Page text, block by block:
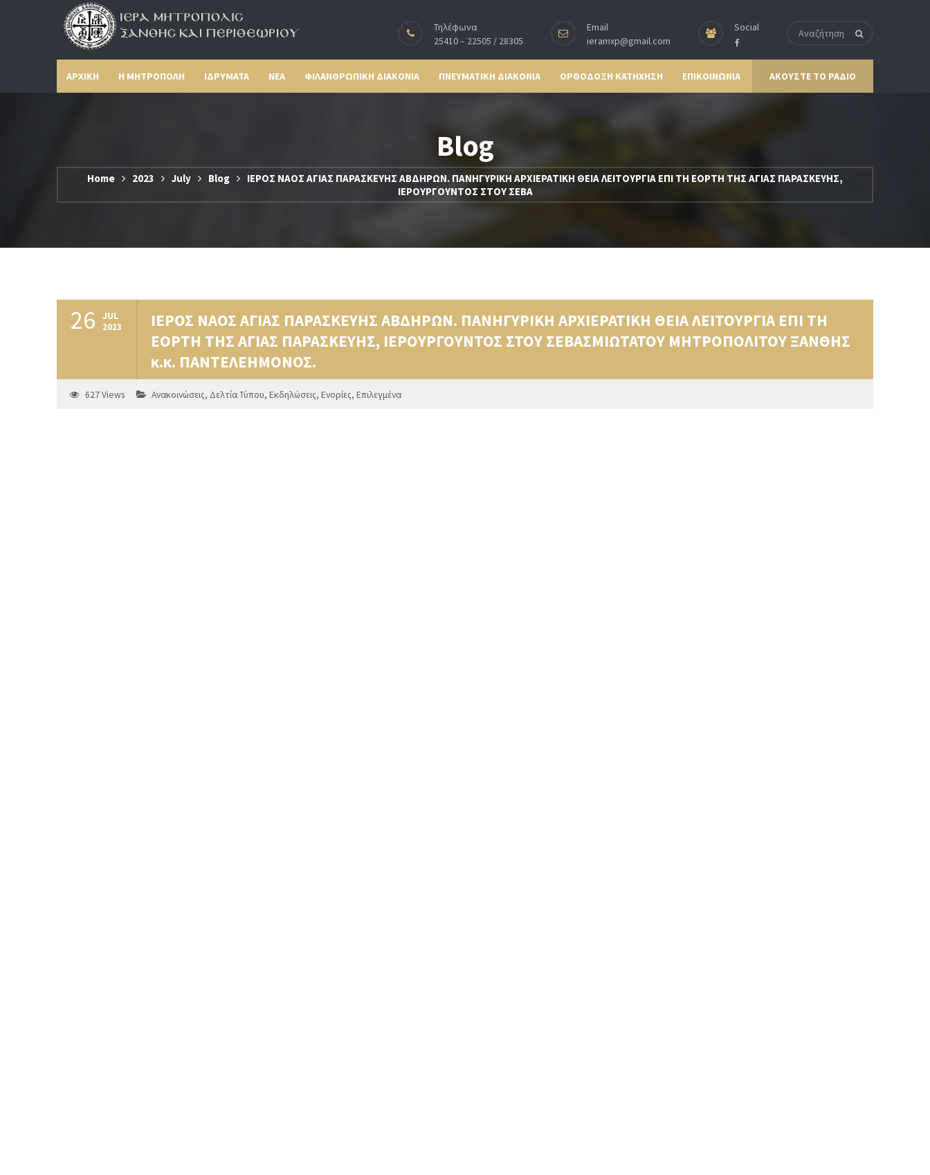
Τηλέφωνα
25410 – 22505 / 28305
Email
ieramxp@gmail.com
Social
ΑΡΧΙΚΗ Η ΜΗΤΡΟΠΟΛΗ ΙΔΡΥΜΑΤΑ ΝΕΑ ΦΙΛΑΝΘΡΩΠΙΚΗ ΔΙΑΚΟΝΙΑ ΠΝΕΥΜΑΤΙΚΗ ΔΙΑΚΟΝΙΑ ΟΡΘΟΔΟΞΗ ΚΑΤΗΧΗΣΗ ΕΠΙΚΟΙΝΩΝΙΑ ΑΚΟΥΣΤΕ ΤΟ ΡΑΔΙΟ
Blog
Home 2023 July Blog
ΙΕΡΟΣ ΝΑΟΣ ΑΓΙΑΣ ΠΑΡΑΣΚΕΥΗΣ ΑΒΔΗΡΩΝ. ΠΑΝΗΓΥΡΙΚΗ ΑΡΧΙΕΡΑΤΙΚΗ ΘΕΙΑ ΛΕΙΤΟΥΡΓΙΑ ΕΠΙ ΤΗ ΕΟΡΤΗ ΤΗΣ ΑΓΙΑΣ ΠΑΡΑΣΚΕΥΗΣ,
ΙΕΡΟΥΡΓΟΥΝΤΟΣ ΣΤΟΥ ΣΕΒΑ
26 JUL
2023
ΙΕΡΟΣ ΝΑΟΣ ΑΓΙΑΣ ΠΑΡΑΣΚΕΥΗΣ ΑΒΔΗΡΩΝ. ΠΑΝΗΓΥΡΙΚΗ ΑΡΧΙΕΡΑΤΙΚΗ ΘΕΙΑ ΛΕΙΤΟΥΡΓΙΑ ΕΠΙ ΤΗ
ΕΟΡΤΗ ΤΗΣ ΑΓΙΑΣ ΠΑΡΑΣΚΕΥΗΣ, ΙΕΡΟΥΡΓΟΥΝΤΟΣ ΣΤΟΥ ΣΕΒΑΣΜΙΩΤΑΤΟΥ ΜΗΤΡΟΠΟΛΙΤΟΥ ΞΑΝΘΗΣ
κ.κ. ΠΑΝΤΕΛΕΗΜΟΝΟΣ.
627Views Ανακοινώσεις, Δελτία Τύπου, Εκδηλώσεις, Ενορίες, Επιλεγμένα